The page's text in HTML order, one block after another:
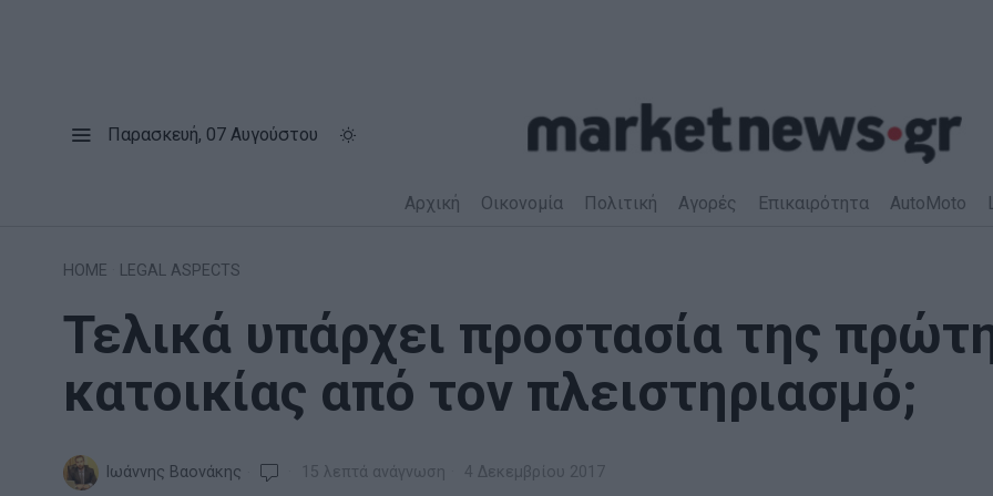
Παρασκευή, 07 Αυγούστου
Αρχική Οικονομία Πολιτική Αγορές Επικαιρότητα AutoMoto
HOME LEGAL ASPECTS
Τελικά υπάρχει προστασία της
κατοικίας από τον πλειστηριασμό;
Ιωάννης Βαονάκης 15 λεπτά ανάγνωση 4 Δεκεμβρίου 2017